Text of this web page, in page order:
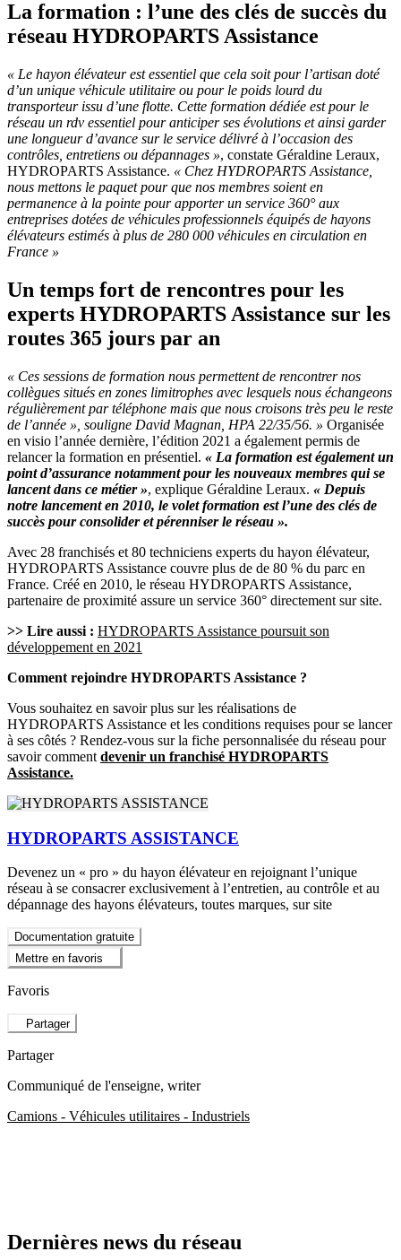
La formation : l’une des clés de succès du
réseau HYDROPARTS Assistance
« Le hayon élévateur est essentiel que cela soit pour l’artisan doté
d’un unique véhicule utilitaire ou pour le poids lourd du
transporteur issu d’une flotte. Cette formation dédiée est pour le
réseau un rdv essentiel pour anticiper ses évolutions et ainsi garder
une longueur d’avance sur le service délivré à l’occasion des
contrôles, entretiens ou dépannages », constate Géraldine Leraux,
HYDROPARTS Assistance. « Chez HYDROPARTS Assistance,
nous mettons le paquet pour que nos membres soient en
permanence à la pointe pour apporter un service 360° aux
entreprises dotées de véhicules professionnels équipés de hayons
élévateurs estimés à plus de 280 000 véhicules en circulation en
France »
Un temps fort de rencontres pour les
experts HYDROPARTS Assistance sur les
routes 365 jours par an
« Ces sessions de formation nous permettent de rencontrer nos
collègues situés en zones limitrophes avec lesquels nous échangeons
régulièrement par téléphone mais que nous croisons très peu le reste
de l’année », souligne David Magnan, HPA 22/35/56. » Organisée
en visio l’année dernière, l’édition 2021 a également permis de
relancer la formation en présentiel. « La formation est également un
point d’assurance notamment pour les nouveaux membres qui se
lancent dans ce métier », explique Géraldine Leraux. « Depuis
notre lancement en 2010, le volet formation est l’une des clés de
succès pour consolider et pérenniser le réseau ».
Avec 28 franchisés et 80 techniciens experts du hayon élévateur,
HYDROPARTS Assistance couvre plus de de 80 % du parc en
France. Créé en 2010, le réseau HYDROPARTS Assistance,
partenaire de proximité assure un service 360° directement sur site.
>> Lire aussi : HYDROPARTS Assistance poursuit son
développement en 2021
Comment rejoindre HYDROPARTS Assistance ?
Vous souhaitez en savoir plus sur les réalisations de
HYDROPARTS Assistance et les conditions requises pour se lancer
à ses côtés ? Rendez-vous sur la fiche personnalisée du réseau pour
savoir comment devenir un franchisé HYDROPARTS
Assistance.
HYDROPARTS ASSISTANCE
Devenez un « pro » du hayon élévateur en rejoignant l’unique
réseau à se consacrer exclusivement à l’entretien, au contrôle et au
dépannage des hayons élévateurs, toutes marques, sur site
Documentation gratuite
Mettre en favoris
Favoris
Partager
Partager
Communiqué de l'enseigne, writer
Camions - Véhicules utilitaires - Industriels
Dernières news du réseau